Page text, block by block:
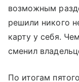
возможным
решили никого
карту у себя.
сменил
По итогам